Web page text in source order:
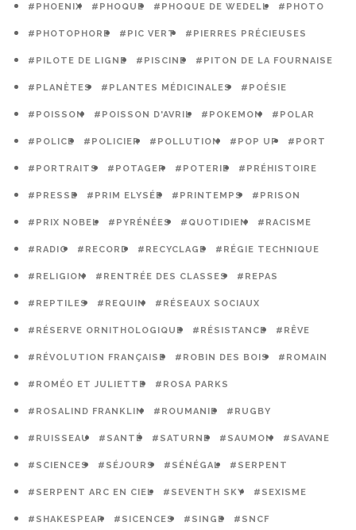
#PHOENIX #PHOQUE #PHOQUE DE WEDELL #PHOTO
#PHOTOPHORE #PIC VERT #PIERRES PRÉCIEUSES
#PILOTE DE LIGNE #PISCINE #PITON DE LA FOURNAISE
#PLANÈTES #PLANTES MÉDICINALES #POÉSIE
#POISSON #POISSON D'AVRIL #POKEMON #POLAR
#POLICE #POLICIER #POLLUTION #POP UP #PORT
#PORTRAITS #POTAGER #POTERIE #PRÉHISTOIRE
#PRESSE #PRIM ELYSÉE #PRINTEMPS #PRISON
#PRIX NOBEL #PYRÉNÉES #QUOTIDIEN #RACISME
#RADIO #RECORD #RECYCLAGE #RÉGIE TECHNIQUE
#RELIGION #RENTRÉE DES CLASSES #REPAS
#REPTILES #REQUIN #RÉSEAUX SOCIAUX
#RÉSERVE ORNITHOLOGIQUE #RÉSISTANCE #RÊVE
#RÉVOLUTION FRANÇAISE #ROBIN DES BOIS #ROMAIN
#ROMÉO ET JULIETTE #ROSA PARKS
#ROSALIND FRANKLIN #ROUMANIE #RUGBY
#RUISSEAU #SANTÉ #SATURNE #SAUMON #SAVANE
#SCIENCES #SÉJOURS #SÉNÉGAL #SERPENT
#SERPENT ARC EN CIEL #SEVENTH SKY #SEXISME
#SHAKESPEAR #SICENCES #SINGE #SNCF